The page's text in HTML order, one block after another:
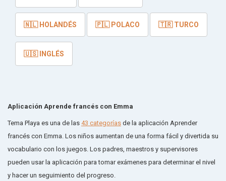
🇳🇱 HOLANDÉS 🇵🇱 POLACO 🇹🇷 TURCO
🇺🇸 INGLÉS
Aplicación Aprende francés con Emma
Tema Playa es una de las 43 categorías de la aplicación Aprender
francés con Emma. Los niños aumentan de una forma fácil y divertida su
vocabulario con los juegos. Los padres, maestros y supervisores
pueden usar la aplicación para tomar exámenes para determinar el nivel
y hacer un seguimiento del progreso.